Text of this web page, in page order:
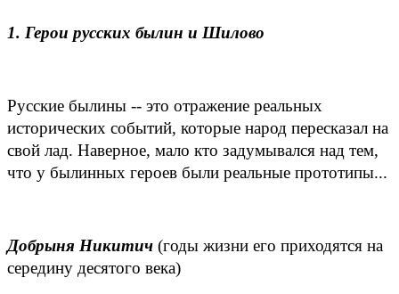
1. Герои русских былин и Шилово
Русские былины -- это отражение реальных
исторических событий, которые народ пересказал на
свой лад. Наверное, мало кто задумывался над тем,
что у былинных героев были реальные прототипы...
Добрыня Никитич (годы жизни его приходятся на
середину десятого века)